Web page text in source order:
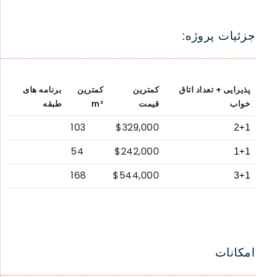
جزئیات پروژه:
پذیرایی + تعداد اتاق
خواب
کمترین
قیمت
کمترین
m²
برنامه های
طبقه
2+1
$329,000
103
1+1
$242,000
54
3+1
$544,000
168
امکانات